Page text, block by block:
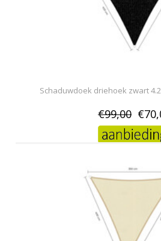
Schaduwdoek driehoek zwart
€99,00